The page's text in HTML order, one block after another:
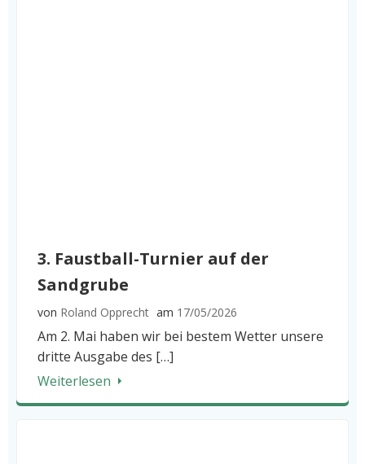
3. Faustball-Turnier auf der
Sandgrube
von Roland Opprecht am 17/05/2026
Am 2. Mai haben wir bei bestem Wetter unsere
dritte Ausgabe des […]
Weiterlesen